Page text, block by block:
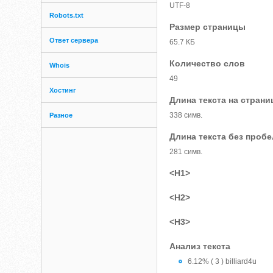
Robots.txt
Ответ сервера
Whois
Хостинг
Разное
UTF-8
Размер страницы
65.7 КБ
Количество слов
49
Длина текста на
338 симв.
Длина текста без
281 симв.
<H1>
<H2>
<H3>
Анализ текста
6.12% ( 3 ) billiard4u